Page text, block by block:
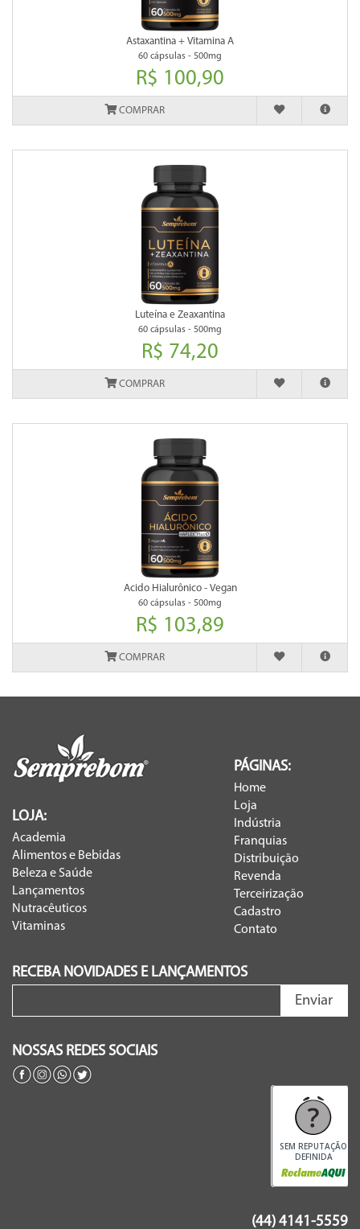
Astaxantina + Vitamina A
60 cápsulas - 500mg
R$ 100,90
COMPRAR
Luteína e Zeaxantina
60 cápsulas - 500mg
R$ 74,20
COMPRAR
Acido Hialurônico - Vegan
60 cápsulas - 500mg
R$ 103,89
COMPRAR
PÁGINAS:
Home
Loja
Indústria
Franquias
Distribuição
Revenda
Terceirização
Cadastro
Contato
LOJA:
Academia
Alimentos e Bebidas
Beleza e Saúde
Lançamentos
Nutracêuticos
Vitaminas
RECEBA NOVIDADES E LANÇAMENTOS
Enviar
NOSSAS REDES SOCIAIS
SEM REPUTAÇÃO
DEFINIDA
(44) 4141-5559